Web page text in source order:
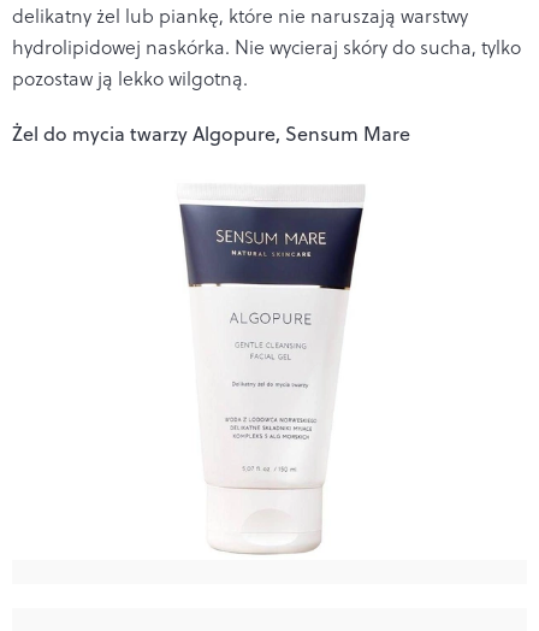
delikatny żel lub piankę, które nie naruszają warstwy
hydrolipidowej naskórka. Nie wycieraj skóry do sucha, tylko
pozostaw ją lekko wilgotną.
Żel do mycia twarzy Algopure, Sensum Mare